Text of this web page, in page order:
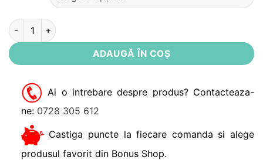
Cantitate Chiloti cu talie inalta pentru gravide Noppies
ADAUGĂ ÎN COȘ
Ai o intrebare despre produs? Contacteaza-
ne: 0728 305 612
Castiga puncte la fiecare comanda si alege
produsul favorit din Bonus Shop.